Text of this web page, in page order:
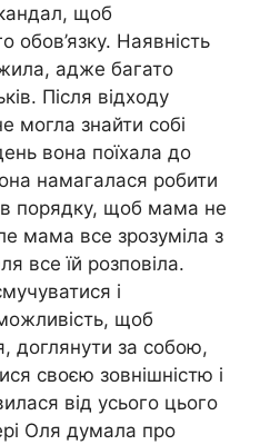
щоб
обов’язку. Наявність
адже багато
Після відходу
могла знайти собі
вона поїхала до
намагалася робити
порядку, щоб мама не
мама все зрозуміла з
все їй розповіла.
і
щоб
доглянути за собою,
своєю зовнішністю і
від усього цього
Оля думала про